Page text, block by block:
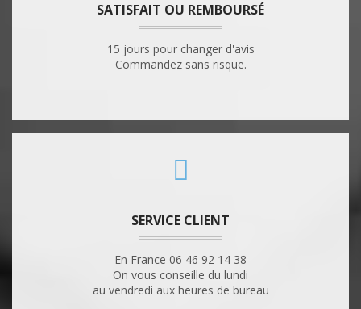
SATISFAIT OU REMBOURSÉ
15 jours pour changer d'avis
Commandez sans risque.
SERVICE CLIENT
En France 06 46 92 14 38
On vous conseille du lundi
au vendredi aux heures de bureau